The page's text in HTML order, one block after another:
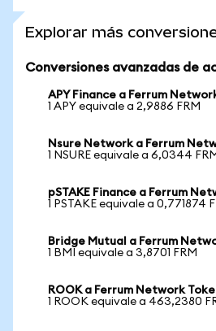
Explorar más
Conversiones avanzadas de
APY Finance a Ferrum
1 APY equivale a 2,9886 FRM
Nsure Network a Ferrum
1 NSURE equivale a 6,0344
pSTAKE Finance a Ferrum
1 PSTAKE equivale a 0,771874
Bridge Mutual a Ferrum
1 BMI equivale a 3,8701 FRM
ROOK a Ferrum Network
1 ROOK equivale a 463,2380